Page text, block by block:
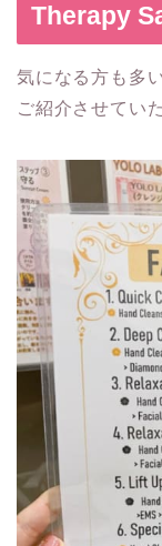
Therapy
気になる方も多
ご紹介させてい